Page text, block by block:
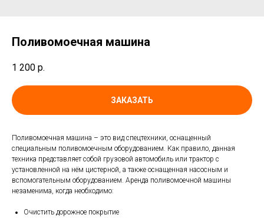
Поливомоечная машина
1 200 р.
ЗАКАЗАТЬ
Поливомоечная машина – это вид спецтехники, оснащенный
специальным поливомоечным оборудованием. Как правило, данная
техника представляет собой грузовой автомобиль или трактор с
установленной на нём цистерной, а также оснащенная насосным и
вспомогательным оборудованием. Аренда поливомоечной машины
незаменима, когда необходимо:
Очистить дорожное покрытие